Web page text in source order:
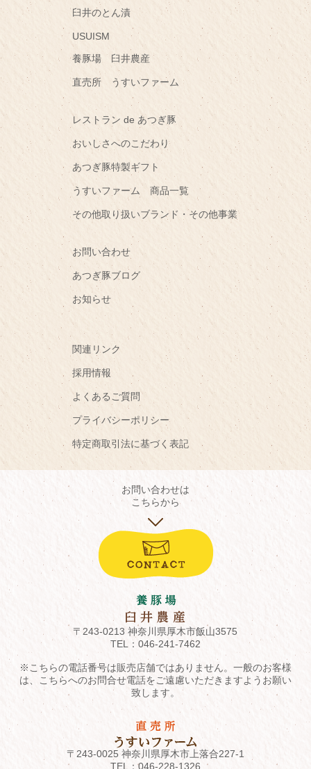
臼井のとん漬
USUISM
養豚場 臼井農産
直売所 うすいファーム
レストラン de あつぎ豚
おいしさへのこだわり
あつぎ豚特製ギフト
うすいファーム 商品一覧
その他取り扱いブランド・その他事業
お問い合わせ
あつぎ豚ブログ
お知らせ
関連リンク
採用情報
よくあるご質問
プライバシーポリシー
特定商取引法に基づく表記
お問い合わせは
こちらから
〒243-0213 神奈川県厚木市飯山3575
TEL： 046-241-7462
※こちらの電話番号は販売店舗ではありません。一般のお客様
は、こちらへのお問合せ電話をご遠慮いただきますようお願い
致します。
〒243-0025 神奈川県厚木市上落合227-1
TEL：046-228-1326